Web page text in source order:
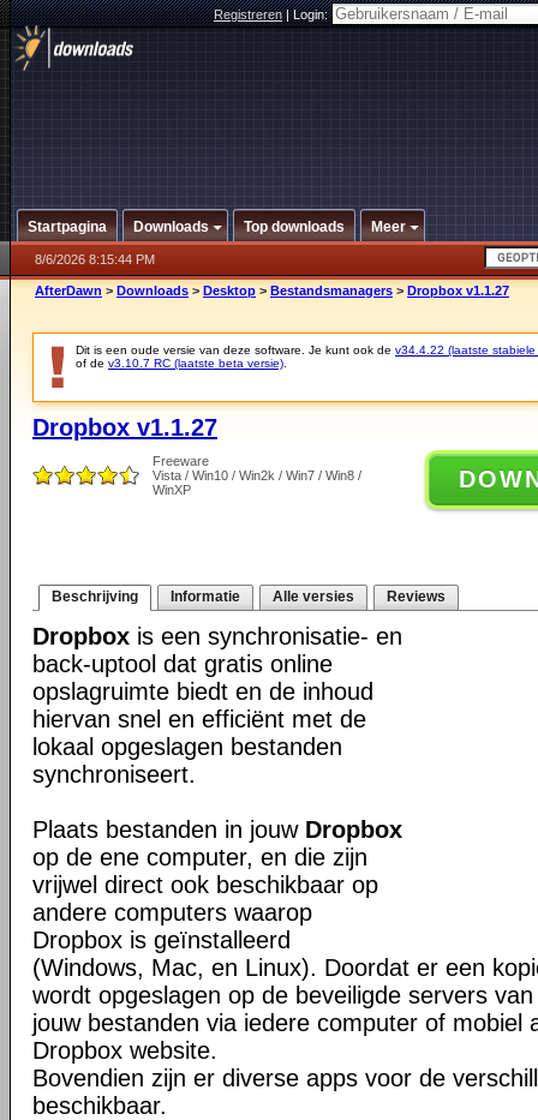
Registreren|Login:
Startpagina Downloads Top downloads Meer
8/6/2026 8:15:44 PM
AfterDawn > Downloads > Desktop > Bestandsmanagers > Dropbox v1.1.27
Dit is een oude versie van deze software. Je kunt ook de v34.4.22 (laatste stabiele
of de v3.10.7 RC (laatste beta versie)
Dropbox v1.1.27
Freeware
Vista / Win10 / Win2k / Win7 / Win8 /
WinXP
Beschrijving Informatie Alle versies Reviews
Dropbox is een synchronisatie- en
back-uptool dat gratis online
opslagruimte biedt en de inhoud
hiervan snel en efficiënt met de
lokaal opgeslagen bestanden
synchroniseert.
Plaats bestanden in jouw Dropbox
op de ene computer, en die zijn
vrijwel direct ook beschikbaar op
andere computers waarop
Dropbox is geïnstalleerd
(Windows, Mac, en Linux). Doordat er een
wordt opgeslagen op de beveiligde servers
jouw bestanden via iedere computer of mobiel
Dropbox website.
Bovendien zijn er diverse apps voor de
beschikbaar.